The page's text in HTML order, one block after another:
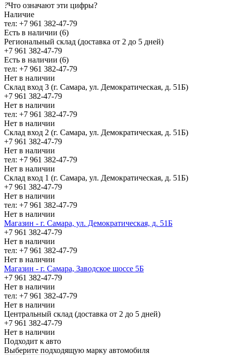
?Что означают эти цифры?
Наличие
тел: +7 961 382-47-79
Есть в наличии (6)
Региональный склад (доставка от 2 до 5 дней)
+7 961 382-47-79
Есть в наличии (6)
тел: +7 961 382-47-79
Нет в наличии
Склад вход 3 (г. Самара, ул. Демократическая, д. 51Б)
+7 961 382-47-79
Нет в наличии
тел: +7 961 382-47-79
Нет в наличии
Склад вход 2 (г. Самара, ул. Демократическая, д. 51Б)
+7 961 382-47-79
Нет в наличии
тел: +7 961 382-47-79
Нет в наличии
Склад вход 1 (г. Самара, ул. Демократическая, д. 51Б)
+7 961 382-47-79
Нет в наличии
тел: +7 961 382-47-79
Нет в наличии
Магазин - г. Самара, ул. Демократическая, д. 51Б
+7 961 382-47-79
Нет в наличии
тел: +7 961 382-47-79
Нет в наличии
Магазин - г. Самара, Заводское шоссе 5Б
+7 961 382-47-79
Нет в наличии
тел: +7 961 382-47-79
Нет в наличии
Центральный склад (доставка от 2 до 5 дней)
+7 961 382-47-79
Нет в наличии
Подходит к авто
Выберите подходящую марку автомобиля